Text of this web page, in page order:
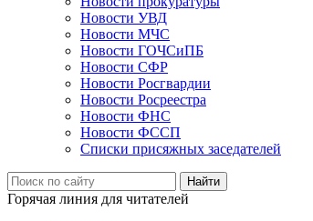
Новости УВД
Новости МЧС
Новости ГОЧСиПБ
Новости СФР
Новости Росгвардии
Новости Росреестра
Новости ФНС
Новости ФССП
Списки присяжных заседателей
Горячая линия для читателей